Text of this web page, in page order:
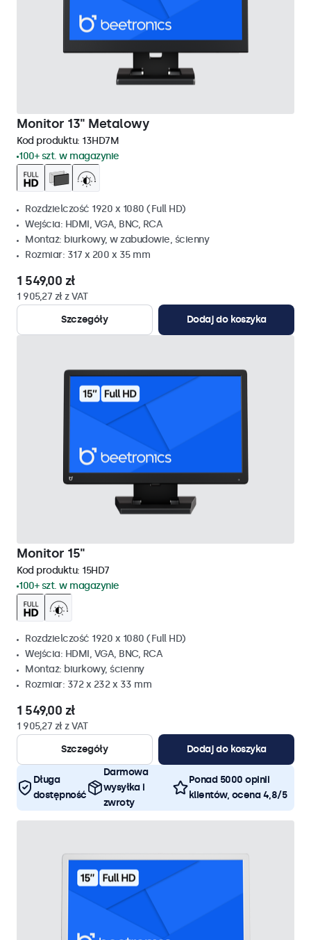
Monitor 13" Metalowy
Kod produktu: 13HD7M
100+ szt. w magazynie
Rozdzielczość 1920 x 1080 (Full HD)
Wejścia: HDMI, VGA, BNC, RCA
Montaż: biurkowy, w zabudowie, ścienny
Rozmiar: 317 x 200 x 35 mm
1 549,00 zł
1 905,27 zł z VAT
Szczegóły
Dodaj do koszyka
Monitor 15"
Kod produktu: 15HD7
100+ szt. w magazynie
Rozdzielczość 1920 x 1080 (Full HD)
Wejścia: HDMI, VGA, BNC, RCA
Montaż: biurkowy, ścienny
Rozmiar: 372 x 232 x 33 mm
1 549,00 zł
1 905,27 zł z VAT
Szczegóły
Dodaj do koszyka
Długa
dostępność
Darmowa
wysyłka i
zwroty
Ponad 5000 opinii
klientów, ocena 4,8/5